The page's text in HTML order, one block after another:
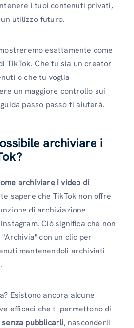
i tuoi contenuti privati,
utilizzo futuro.
esattamente come
TikTok. Che tu sia un creator
o che tu voglia
un maggiore controllo sui
passo passo ti aiuterà.
archiviare i
archiviare i video di
sapere che TikTok non offre
di archiviazione
Ciò significa che non
con un clic per
mantenendoli archiviati
Esistono ancora alcune
efficaci che ti permettono di
senza pubblicarli, nasconderli